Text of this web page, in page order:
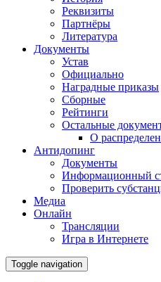
Реквизиты
Партнёры
Литература
Документы
Устав
Официально
Наградные приказы
Сборные
Рейтинги
Остальные
О
Антидопинг
Документы
Информационный
Проверить
Медиа
Онлайн
Трансляции
Игра в Интернете
Toggle navigation